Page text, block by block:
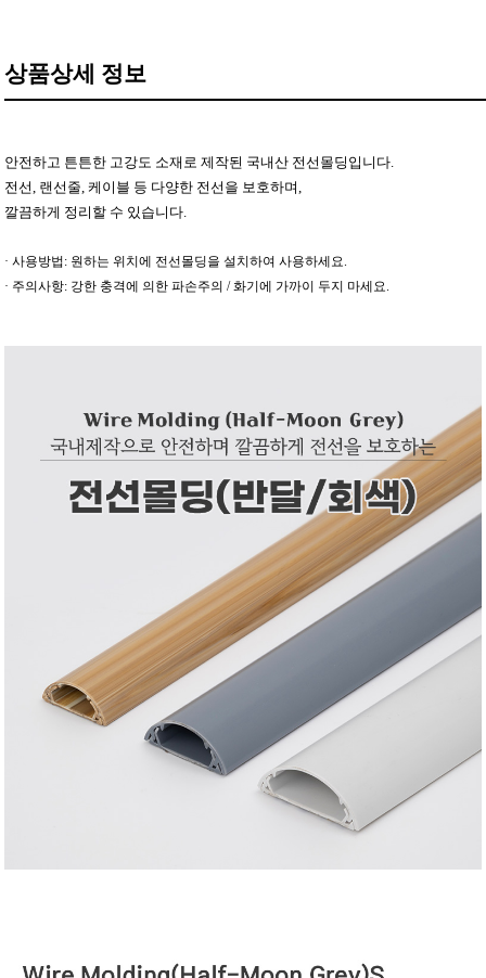
상품상세 정보
안전하고 튼튼한 고강도 소재로 제작된 국내산 전선몰딩입니다.
전선, 랜선줄, 케이블 등 다양한 전선을 보호하며,
깔끔하게 정리할 수 있습니다.
· 사용방법: 원하는 위치에 전선몰딩을 설치하여 사용하세요.
· 주의사항: 강한 충격에 의한 파손주의 / 화기에 가까이 두지 마세요.